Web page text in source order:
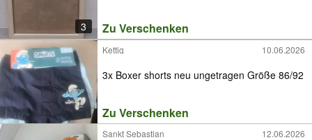
3 Zu Verschenken
Kettig 10.06.2026
3x Boxer shorts neu ungetragen Größe 86/92
Zu Verschenken
Sankt Sebastian 12.06.2026